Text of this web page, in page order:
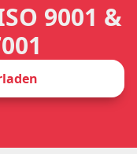
9001 &